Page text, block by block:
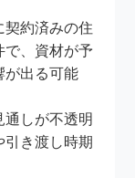
契約済みの住
で、資材が予
が出る可能
通しが不透明
引き渡し時期